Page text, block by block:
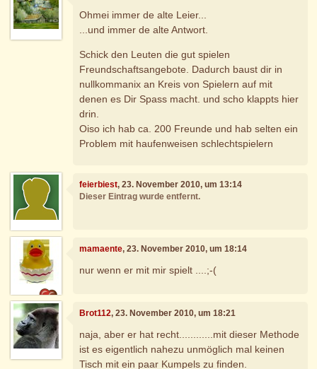
Ohmei immer de alte Leier...
...und immer de alte Antwort.
Schick den Leuten die gut spielen
Freundschaftsangebote. Dadurch baust dir in
nullkommanix an Kreis von Spielern auf mit
denen es Dir Spass macht. und scho klappts hier
drin.
Oiso ich hab ca. 200 Freunde und hab selten ein
Problem mit haufenweisen schlechtspielern
feierbiest, 23. November 2010, um 13:14
Dieser Eintrag wurde entfernt.
mamaente, 23. November 2010, um 18:14
nur wenn er mit mir spielt ....;-(
Brot112, 23. November 2010, um 18:21
naja, aber er hat recht............mit dieser Methode
ist es eigentlich nahezu unmöglich mal keinen
Tisch mit ein paar Kumpels zu finden.